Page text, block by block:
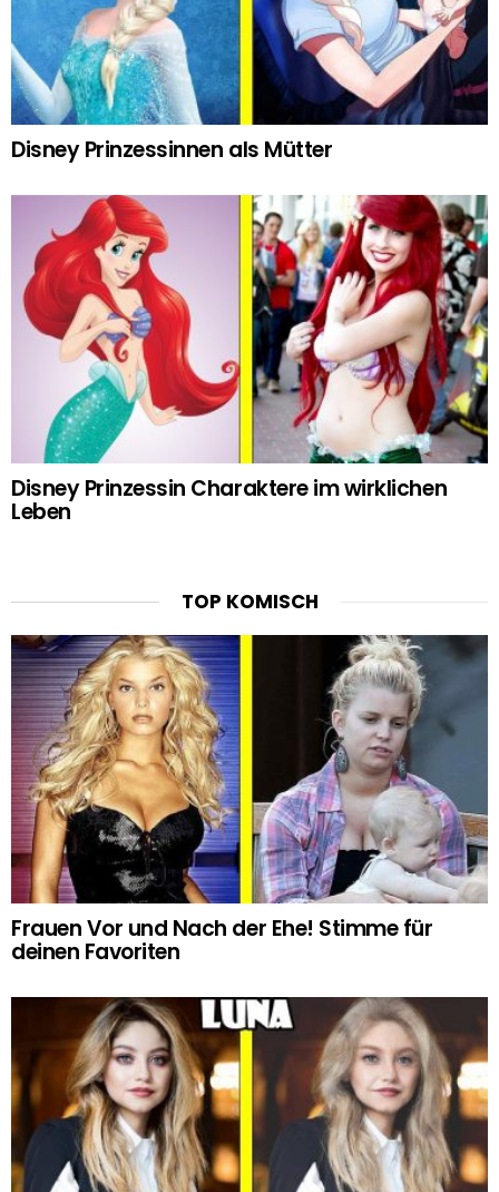
Disney Prinzessinnen als Mütter
Disney Prinzessin Charaktere im wirklichen
Leben
TOP KOMISCH
Frauen Vor und Nach der Ehe! Stimme für
deinen Favoriten